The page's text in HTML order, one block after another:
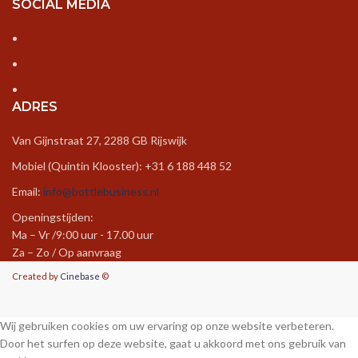
SOCIAL MEDIA
ADRES
Van Gijnstraat 27, 2288 GB Rijswijk
Mobiel (Quintin Klooster): +31 6 188 448 52
Email: info@bottlebusiness.nl
Openingstijden:
Ma – Vr /9:00 uur - 17.00 uur
Za – Zo / Op aanvraag
Created by Cinebase ©
Wij gebruiken cookies om uw ervaring op onze website verbeteren.
Door het surfen op deze website, gaat u akkoord met ons gebruik van